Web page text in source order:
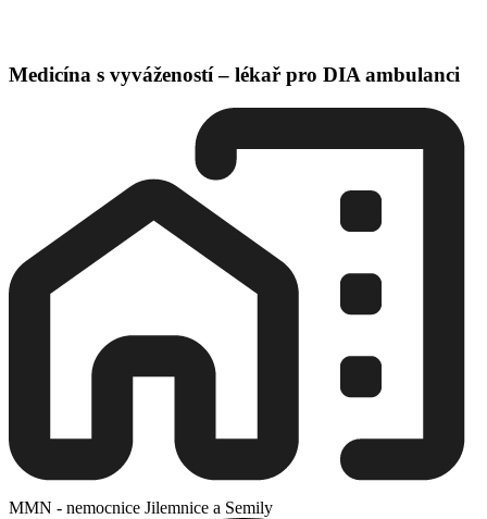
Medicína s vyvážeností – lékař pro DIA ambulanci
MMN - nemocnice Jilemnice a Semily